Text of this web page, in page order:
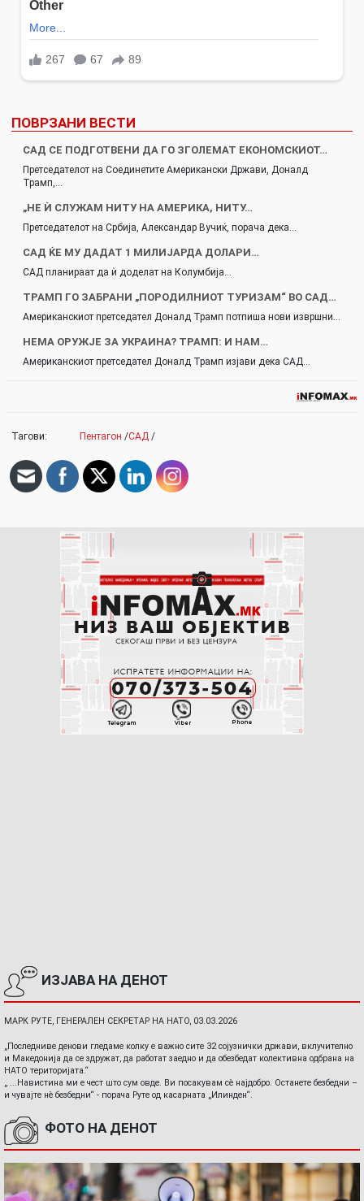
ПОВРЗАНИ ВЕСТИ
САД СЕ ПОДГОТВЕНИ ДА ГО ЗГОЛЕМАТ ЕКОНОМСКИОТ…
Претседателот на Соединетите Американски Држави, Доналд
Трамп,…
„НЕ Ѝ СЛУЖАМ НИТУ НА АМЕРИКА, НИТУ…
Претседателот на Србија, Александар Вучиќ, порача дека…
САД ЌЕ МУ ДАДАТ 1 МИЛИЈАРДА ДОЛАРИ…
САД планираат да ѝ доделат на Колумбија…
ТРАМП ГО ЗАБРАНИ „ПОРОДИЛНИОТ ТУРИЗАМ“ ВО САД…
Американскиот претседател Доналд Трамп потпиша нови извршни…
НЕМА ОРУЖЈЕ ЗА УКРАИНА? ТРАМП: И НАМ…
Американскиот претседател Доналд Трамп изјави дека САД…
Тагови: Пентагон /САД /
ИЗЈАВА НА ДЕНОТ
МАРК РУТЕ, ГЕНЕРАЛЕН СЕКРЕТАР НА НАТО, 03.03.2026
„Последниве денови гледаме колку е важно сите 32 сојузнички држави, вклучително
и Македонија да се здружат, да работат заедно и да обезбедат колективна одбрана на
НАТО територијата.“
„ ...Навистина ми е чест што сум овде. Ви посакувам сè најдобро. Останете безбедни –
и чувајте нè безбедни“ - порача Руте од касарната „Илинден“.
ФОТО НА ДЕНОТ